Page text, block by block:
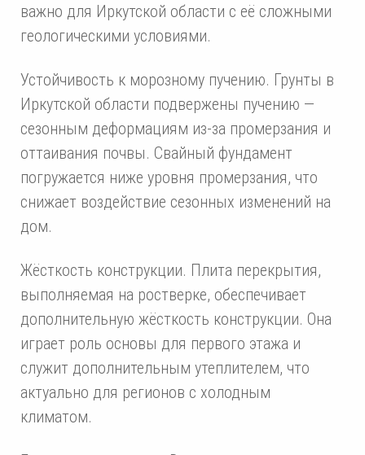
важно для Иркутской области с её сложными
геологическими условиями.
Устойчивость к морозному пучению. Грунты в
Иркутской области подвержены пучению —
сезонным деформациям из-за промерзания и
оттаивания почвы. Свайный фундамент
погружается ниже уровня промерзания, что
снижает воздействие сезонных изменений на
дом.
Жёсткость конструкции. Плита перекрытия,
выполняемая на ростверке, обеспечивает
дополнительную жёсткость конструкции. Она
играет роль основы для первого этажа и
служит дополнительным утеплителем, что
актуально для регионов с холодным
климатом.